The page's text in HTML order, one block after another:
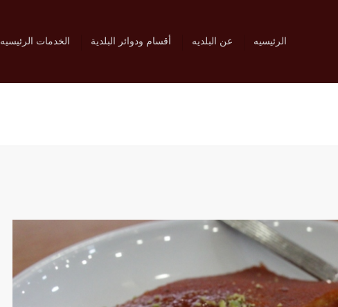
الرئيسيه عن البلديه أقسام ودوائر البلدية الخدمات الرئيسيه